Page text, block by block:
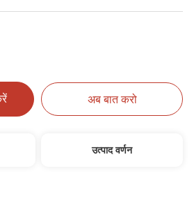
अब बात करो
उत्पाद वर्णन